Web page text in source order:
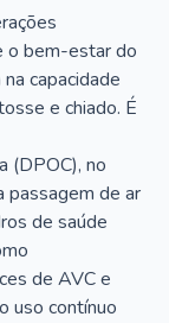
o bem-estar do
capacidade
e chiado. É
(DPOC), no
passagem de ar
de saúde
de AVC e
uso contínuo